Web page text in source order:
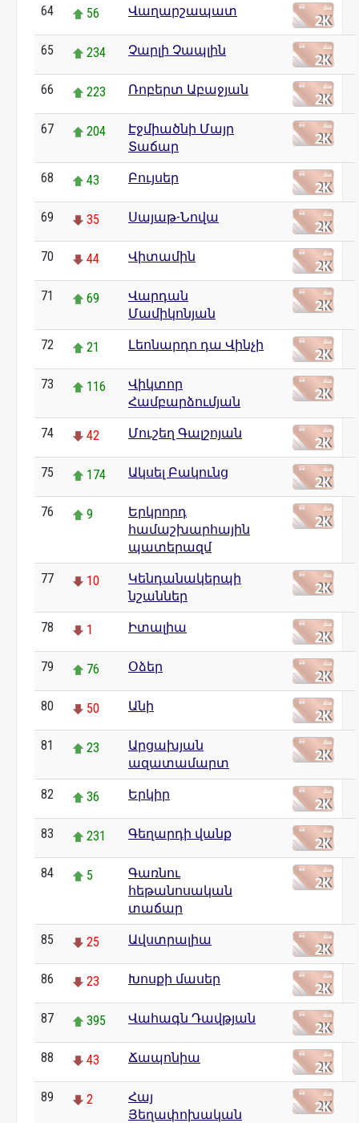
64 56 Վաղարշապատ
65 234 Չարլի Չապլին
66 223 Ռոբերտ Աբաջյան
67 204
Էջմիածնի Մայր
Տաճար
68 43 Բույսեր
69 35 Սայաթ-Նովա
70 44 Վիտամին
71 69
Վարդան
Մամիկոնյան
72 21 Լեոնարդո դա Վինչի
73 116
Վիկտոր
Համբարձումյան
74 42 Մուշեղ Գալշոյան
75 174 Ակսել Բակունց
76 9
Երկրորդ
համաշխարհային
պատերազմ
77 10
Կենդանակերպի
նշաններ
78 1 Իտալիա
79 76 Օձեր
80 50 Անի
81 23
Արցախյան
ազատամարտ
82 36 Երկիր
83 231 Գեղարդի վանք
84 5
Գառնու
հեթանոսական
տաճար
85 25 Ավստրալիա
86 23 Խոսքի մասեր
87 395 Վահագն Դավթյան
88 43 Ճապոնիա
89 2
Հայ
Յեղափոխական